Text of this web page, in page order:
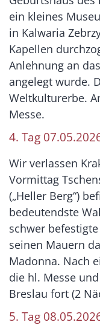
ein kleines
in Kalwaria
Kapellen
Anlehnung an
angelegt wurde.
Weltkulturerbe.
Messe.
4. Tag
Wir verlassen
Vormittag
(„Heller Berg“)
bedeutendste
schwer
seinen Mauern
Madonna. Nach
die hl. Messe
Breslau fort (2
5. Tag